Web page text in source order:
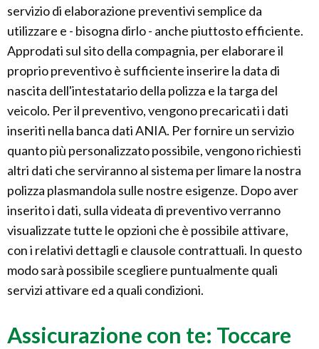
servizio di elaborazione preventivi semplice da
utilizzare e - bisogna dirlo - anche piuttosto efficiente.
Approdati sul sito della compagnia, per elaborare il
proprio preventivo è sufficiente inserire la data di
nascita dell'intestatario della polizza e la targa del
veicolo. Per il preventivo, vengono precaricati i dati
inseriti nella banca dati ANIA. Per fornire un servizio
quanto più personalizzato possibile, vengono richiesti
altri dati che serviranno al sistema per limare la nostra
polizza plasmandola sulle nostre esigenze. Dopo aver
inserito i dati, sulla videata di preventivo verranno
visualizzate tutte le opzioni che è possibile attivare,
con i relativi dettagli e clausole contrattuali. In questo
modo sarà possibile scegliere puntualmente quali
servizi attivare ed a quali condizioni.
Assicurazione con te: Toccare